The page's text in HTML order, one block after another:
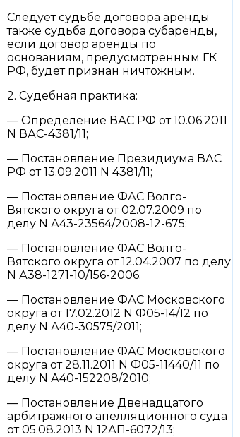
Следует судьбе договора аренды
также судьба договора субаренды,
если договор аренды по
основаниям, предусмотренным ГК
РФ, будет признан ничтожным.
2. Судебная практика:
— Определение ВАС РФ от 10.06.2011
N ВАС-4381/11;
— Постановление Президиума ВАС
РФ от 13.09.2011 N 4381/11;
— Постановление ФАС Волго-
Вятского округа от 02.07.2009 по
делу N А43-23564/2008-12-675;
— Постановление ФАС Волго-
Вятского округа от 12.04.2007 по делу
N А38-1271-10/156-2006.
— Постановление ФАС Московского
округа от 17.02.2012 N Ф05-14/12 по
делу N А40-30575/2011;
— Постановление ФАС Московского
округа от 28.11.2011 N Ф05-11440/11 по
делу N А40-152208/2010;
— Постановление Двенадцатого
арбитражного апелляционного суда
от 05.08.2013 N 12АП-6072/13;